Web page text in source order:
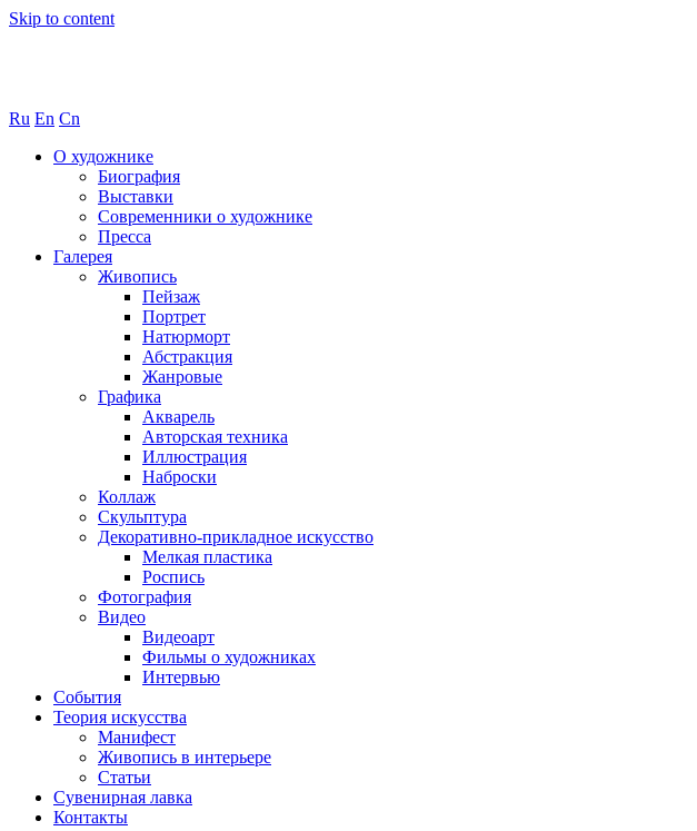
Skip to content
Ru En Cn
О художнике
Биография
Выставки
Современники о художнике
Пресса
Галерея
Живопись
Пейзаж
Портрет
Натюрморт
Абстракция
Жанровые
Графика
Акварель
Авторская техника
Иллюстрация
Наброски
Коллаж
Скульптура
Декоративно-прикладное искусство
Мелкая пластика
Роспись
Фотография
Видео
Видеоарт
Фильмы о художниках
Интервью
События
Теория искусства
Манифест
Живопись в интерьере
Статьи
Сувенирная лавка
Контакты